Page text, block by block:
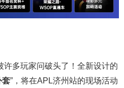
许多玩家问破头了！全新设计的
套”，将在APL济州站的现场活动